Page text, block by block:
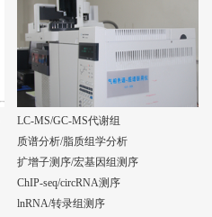
LC-MS/GC-MS代谢组
质谱分析/脂质组学分析
扩增子测序/宏基因组测序
ChIP-seq/circRNA测序
lnRNA/转录组测序